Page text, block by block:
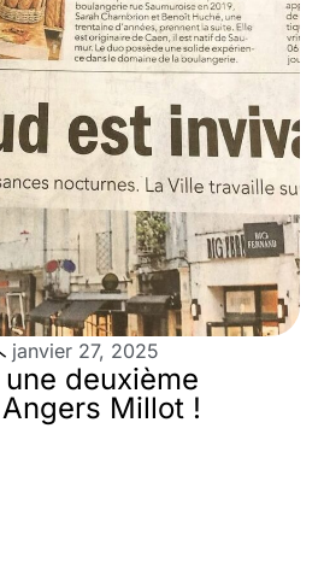
janvier 27, 2025
deuxième
Millot !